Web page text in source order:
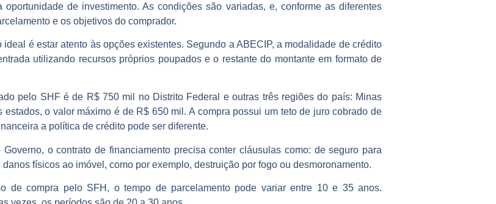
de investimento. As condições são variadas, e, conforme as diferentes
e os objetivos do comprador.
é estar atento às opções existentes. Segundo a ABECIP, a modalidade de crédito
utilizando recursos próprios poupados e o restante do montante em formato de
pelo SHF é de R$ 750 mil no Distrito Federal e outras três regiões do país: Minas
o valor máximo é de R$ 650 mil. A compra possui um teto de juro cobrado de
a política de crédito pode ser diferente.
o contrato de financiamento precisa conter cláusulas como: de seguro para
físicos ao imóvel, como por exemplo, destruição por fogo ou desmoronamento.
de compra pelo SFH, o tempo de parcelamento pode variar entre 10 e 35 anos.